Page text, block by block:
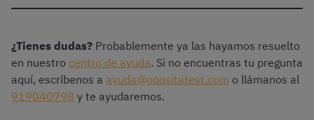
¿Tienes dudas? Probablemente ya las hayamos resuelto
en nuestro centro de ayuda. Si no encuentras tu pregunta
aquí, escríbenos a ayuda@opositatest.com o llámanos al
919040798 y te ayudaremos.